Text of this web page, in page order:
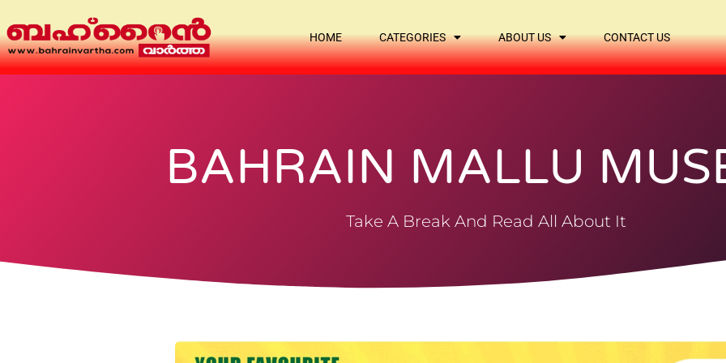
HOME CATEGORIES ABOUT US CONTACT US
BAHRAIN MALLU
Take A Break And Read All About It